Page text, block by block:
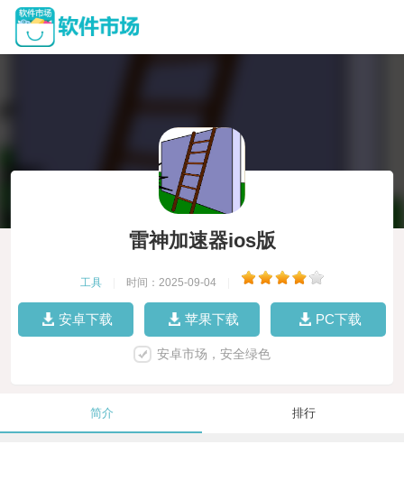
雷神加速器ios版
工具 时间：2025-09-04
安卓下载 苹果下载 PC下载
安卓市场，安全绿色
简介 排行